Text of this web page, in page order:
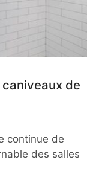
de
continue de
des salles